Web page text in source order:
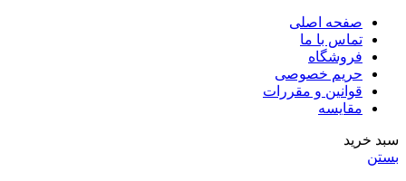
صفحه اصلی
تماس با ما
فروشگاه
حریم خصوصی
قوانین و مقررات
مقایسه
سبد خرید
بستن